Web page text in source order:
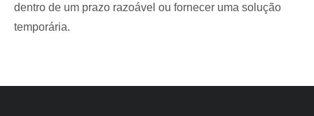
dentro de um prazo razoável ou fornecer uma solução
temporária.